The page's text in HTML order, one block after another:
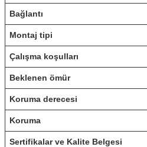
Bağlantı
Montaj tipi
Çalışma koşulları
Beklenen ömür
Koruma derecesi
Koruma
Sertifikalar ve Kalite Belgesi